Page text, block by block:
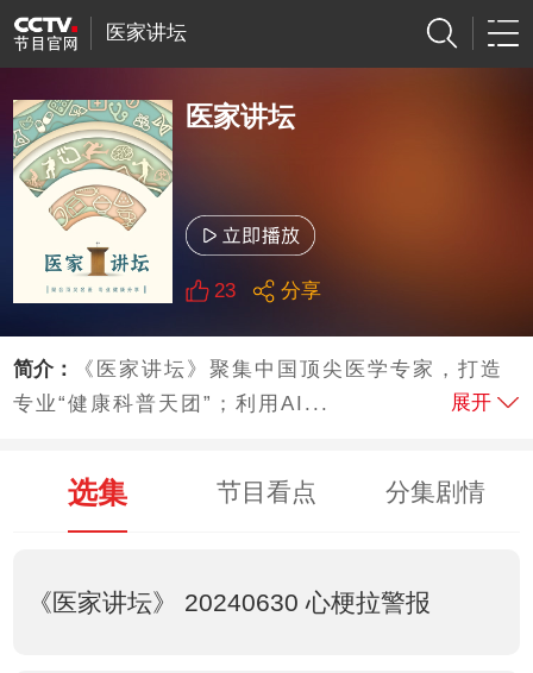
医家讲坛
医家讲坛
23 分享
简介：
《医家讲坛》聚集中国顶尖医学专家，打造
专业“健康科普天团”；利用AI...
展开
选集 节目看点 分集剧情
《医家讲坛》 20240630 心梗拉警报